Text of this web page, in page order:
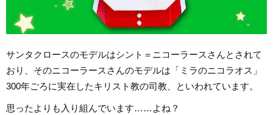
サンタクロースのモデルはシント＝ニコーラースさんとされて
おり、そのニコーラースさんのモデルは「ミラのニコラオス」
300年ごろに実在したキリスト教の司教、といわれています。
思ったよりも入り組んでいます……よね？